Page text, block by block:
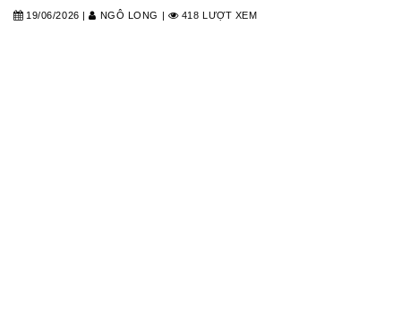
19/06/2026 | NGÔ LONG | 418 LƯỢT XEM